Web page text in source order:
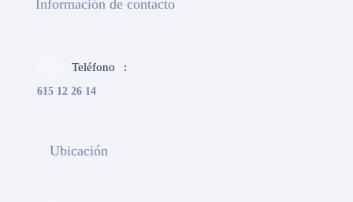
Información de contacto
Teléfono
615 12 26 14
Ubicación